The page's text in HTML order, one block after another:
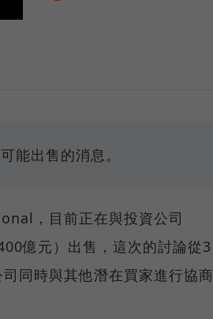
能出售的消息。
，目前正在與投資公司
億元）出售，這次的討論從3
同時與其他潛在買家進行協商